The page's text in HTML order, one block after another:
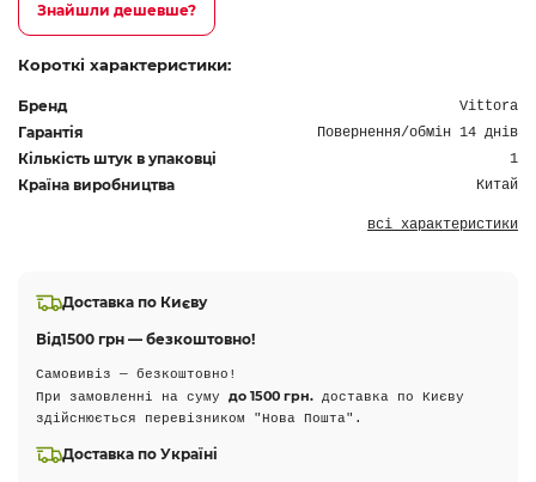
Знайшли дешевше?
Короткі характеристики:
Бренд Vittora
Гарантія Повернення/обмін 14 днів
Кількість штук в упаковці 1
Країна виробництва Китай
всі характеристики
Доставка по Києву
Від1500 грн — безкоштовно!
Самовивіз — безкоштовно!
При замовленні на суму до 1500 грн. доставка по Києву
здійснюється перевізником "Нова Пошта".
Доставка по Україні